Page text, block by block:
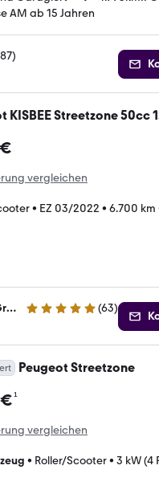
AM ab 15 Jahren
)
KISBEE Streetzone 50cc
vergleichen
• EZ 03/2022 • 6.700 km
VW/VW-Nutzfahrzeuge / Audi Autohaus Gröpper GmbH 5 Sterne (63)
Peugeot Streetzone
¹
vergleichen
• Roller/Scooter• 3 kW (4